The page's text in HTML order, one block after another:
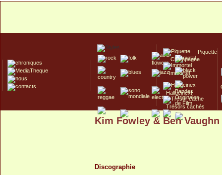
Piquette
Champagne
Immortel
Hallucinex!
Trésors cachés
Culte/Collector
Kim Fowley & Ben Vaughn
Discographie